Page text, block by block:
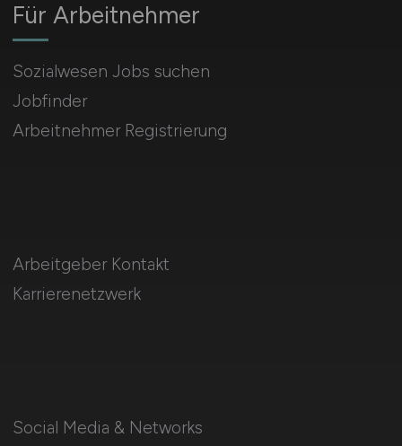
Für Arbeitnehmer
Sozialwesen Jobs suchen
Jobfinder
Arbeitnehmer Registrierung
Social Media & Networks
Arbeitgeber Kontakt
Karrierenetzwerk